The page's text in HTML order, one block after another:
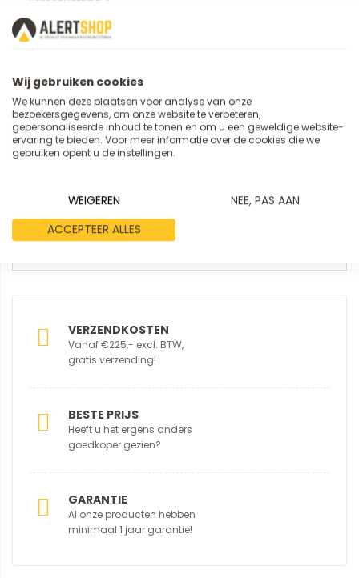
Review
VERZENDKOSTEN
Vanaf €225,- excl. BTW,
gratis verzending!
BESTE PRIJS
Heeft u het ergens anders
goedkoper gezien?
GARANTIE
Al onze producten hebben
minimaal 1 jaar garantie!
Wij gebruiken cookies
We kunnen deze plaatsen voor analyse van onze
bezoekersgegevens, om onze website te verbeteren,
gepersonaliseerde inhoud te tonen en om u een geweldige website-
ervaring te bieden. Voor meer informatie over de cookies die we
gebruiken opent u de instellingen.
WEIGEREN
NEE, PAS AAN
ACCEPTEER ALLES